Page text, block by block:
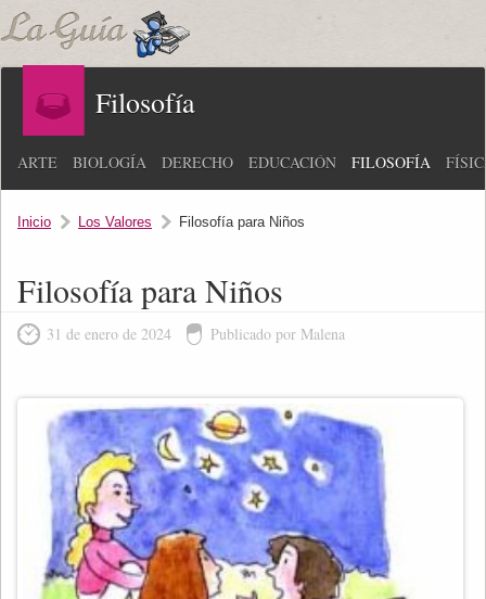
Filosofía
ARTE BIOLOGÍA DERECHO EDUCACIÓN FILOSOFÍA
Inicio Los Valores Filosofía para Niños
Filosofía para Niños
31 de enero de 2024 Publicado por Malena